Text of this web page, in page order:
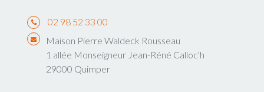
02 98 52 33 00
Maison Pierre Waldeck Rousseau
1 allée Monseigneur Jean-Réné Calloc'h
29000 Quimper